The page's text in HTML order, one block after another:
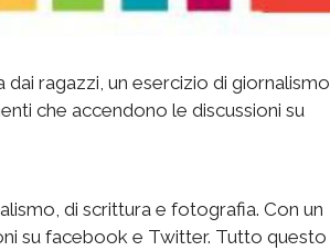
ragazzi, un esercizio di giornalismo,
che accendono le discussioni su
di scrittura e fotografia. Con un
su facebook e Twitter. Tutto questo